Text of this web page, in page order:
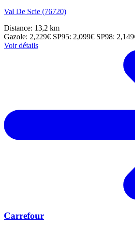
Val De Scie (76720)
Distance: 13,2 km
Gazole: 2,229€ SP95: 2,099€ SP98:
Voir détails
Carrefour